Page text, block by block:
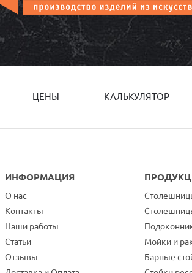
ЦЕНЫ КАЛЬКУЛЯТОР
ИНФОРМАЦИЯ
О нас
Контакты
Наши работы
Статьи
Отзывы
Мойки и
Барные